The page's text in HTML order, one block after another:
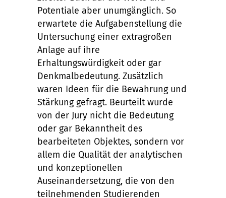
Potentiale aber unumgänglich. So
erwartete die Aufgabenstellung die
Untersuchung einer extragroßen
Anlage auf ihre
Erhaltungswürdigkeit oder gar
Denkmalbedeutung. Zusätzlich
waren Ideen für die Bewahrung und
Stärkung gefragt. Beurteilt wurde
von der Jury nicht die Bedeutung
oder gar Bekanntheit des
bearbeiteten Objektes, sondern vor
allem die Qualität der analytischen
und konzeptionellen
Auseinandersetzung, die von den
teilnehmenden Studierenden